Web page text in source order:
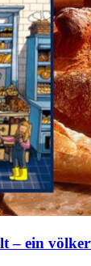
– ein